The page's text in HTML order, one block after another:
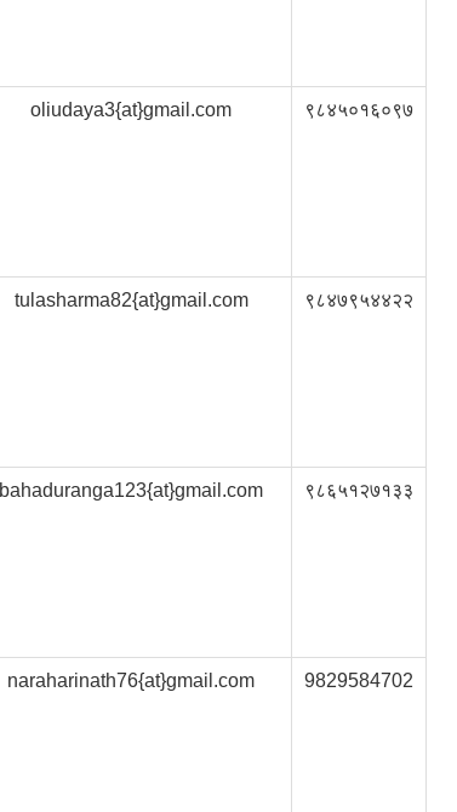
oliudaya3{at}gmail.com ९८४५०१६०९७
tulasharma82{at}gmail.com ९८४७९५४४२२
bahaduranga123{at}gmail.com ९८६५१२७१३३
naraharinath76{at}gmail.com 9829584702